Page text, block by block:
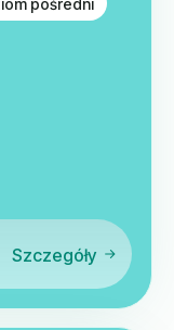
Szczegóły